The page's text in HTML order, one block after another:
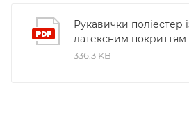
Рукавички поліестер
латексним покриттям
336,3 KB